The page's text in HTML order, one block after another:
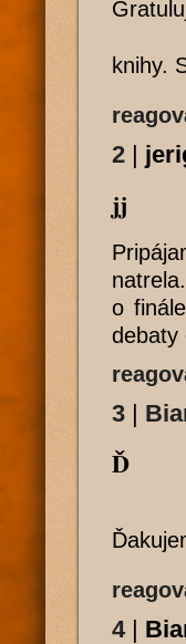
knihy.
2 |
jj
o
debaty
3 |
Ď
4|